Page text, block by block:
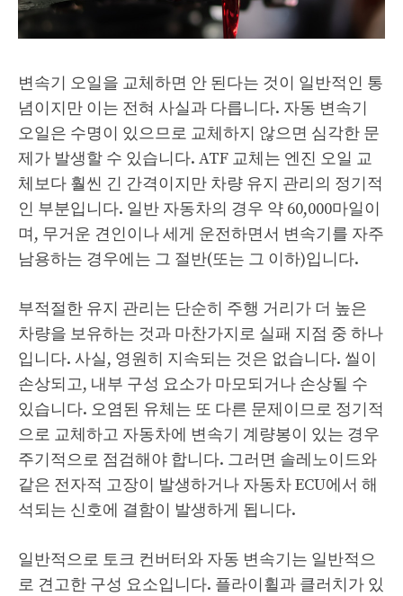
변속기 오일을 교체하면 안 된다는 것이 일반적인 통
념이지만 이는 전혀 사실과 다릅니다. 자동 변속기
오일은 수명이 있으므로 교체하지 않으면 심각한 문
제가 발생할 수 있습니다. ATF 교체는 엔진 오일 교
체보다 훨씬 긴 간격이지만 차량 유지 관리의 정기적
인 부분입니다. 일반 자동차의 경우 약 60,000마일이
며, 무거운 견인이나 세게 운전하면서 변속기를 자주
남용하는 경우에는 그 절반(또는 그 이하)입니다.
부적절한 유지 관리는 단순히 주행 거리가 더 높은
차량을 보유하는 것과 마찬가지로 실패 지점 중 하나
입니다. 사실, 영원히 지속되는 것은 없습니다. 씰이
손상되고, 내부 구성 요소가 마모되거나 손상될 수
있습니다. 오염된 유체는 또 다른 문제이므로 정기적
으로 교체하고 자동차에 변속기 계량봉이 있는 경우
주기적으로 점검해야 합니다. 그러면 솔레노이드와
같은 전자적 고장이 발생하거나 자동차 ECU에서 해
석되는 신호에 결함이 발생하게 됩니다.
일반적으로 토크 컨버터와 자동 변속기는 일반적으
로 견고한 구성 요소입니다. 플라이휠과 클러치가 있